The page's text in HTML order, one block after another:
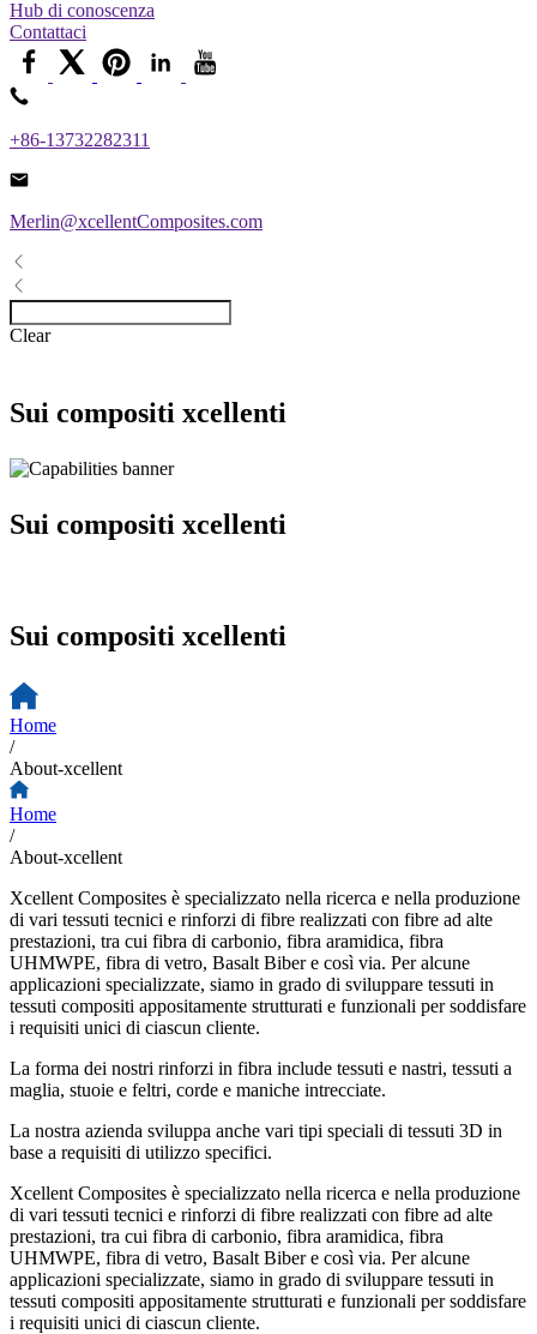
Hub di conoscenza
Contattaci
+86-13732282311
Merlin@xcellentComposites.com
Clear
Sui compositi xcellenti
Sui compositi xcellenti
Sui compositi xcellenti
Home
/
About-xcellent
Home
/
About-xcellent
Xcellent Composites è specializzato nella ricerca e nella produzione
di vari tessuti tecnici e rinforzi di fibre realizzati con fibre ad alte
prestazioni, tra cui fibra di carbonio, fibra aramidica, fibra
UHMWPE, fibra di vetro, Basalt Biber e così via. Per alcune
applicazioni specializzate, siamo in grado di sviluppare tessuti in
tessuti compositi appositamente strutturati e funzionali per soddisfare
i requisiti unici di ciascun cliente.
La forma dei nostri rinforzi in fibra include tessuti e nastri, tessuti a
maglia, stuoie e feltri, corde e maniche intrecciate.
La nostra azienda sviluppa anche vari tipi speciali di tessuti 3D in
base a requisiti di utilizzo specifici.
Xcellent Composites è specializzato nella ricerca e nella produzione
di vari tessuti tecnici e rinforzi di fibre realizzati con fibre ad alte
prestazioni, tra cui fibra di carbonio, fibra aramidica, fibra
UHMWPE, fibra di vetro, Basalt Biber e così via. Per alcune
applicazioni specializzate, siamo in grado di sviluppare tessuti in
tessuti compositi appositamente strutturati e funzionali per soddisfare
i requisiti unici di ciascun cliente.